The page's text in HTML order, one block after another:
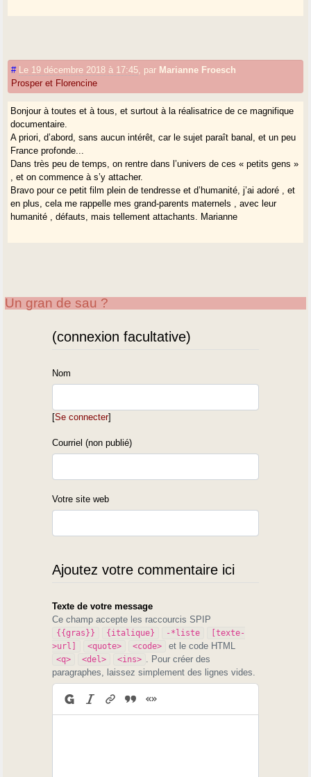
# Le 19 décembre 2018 à 17:45 par Marianne Froesch
Prosper et Florencine
Bonjour à toutes et à tous, et surtout à la réalisatrice de ce magnifique
documentaire.
A priori, d’abord, sans aucun intérêt, car le sujet paraît banal, et un peu
France profonde...
Dans très peu de temps, on rentre dans l’univers de ces « petits gens »
, et on commence à s’y attacher.
Bravo pour ce petit film plein de tendresse et d’humanité, j’ai adoré , et
en plus, cela me rappelle mes grand-parents maternels , avec leur
humanité , défauts, mais tellement attachants. Marianne
Un gran de sau ?
(connexion facultative)
Nom
[Se connecter]
Courriel (non publié)
Votre site web
Ajoutez votre commentaire ici
Texte de votre message
Ce champ accepte les raccourcis SPIP
{{gras}} {italique} -*liste
[texte-
>url]
<quote> <code> et le code HTML
<q> <del> <ins>
. Pour créer des
paragraphes, laissez simplement des lignes vides.